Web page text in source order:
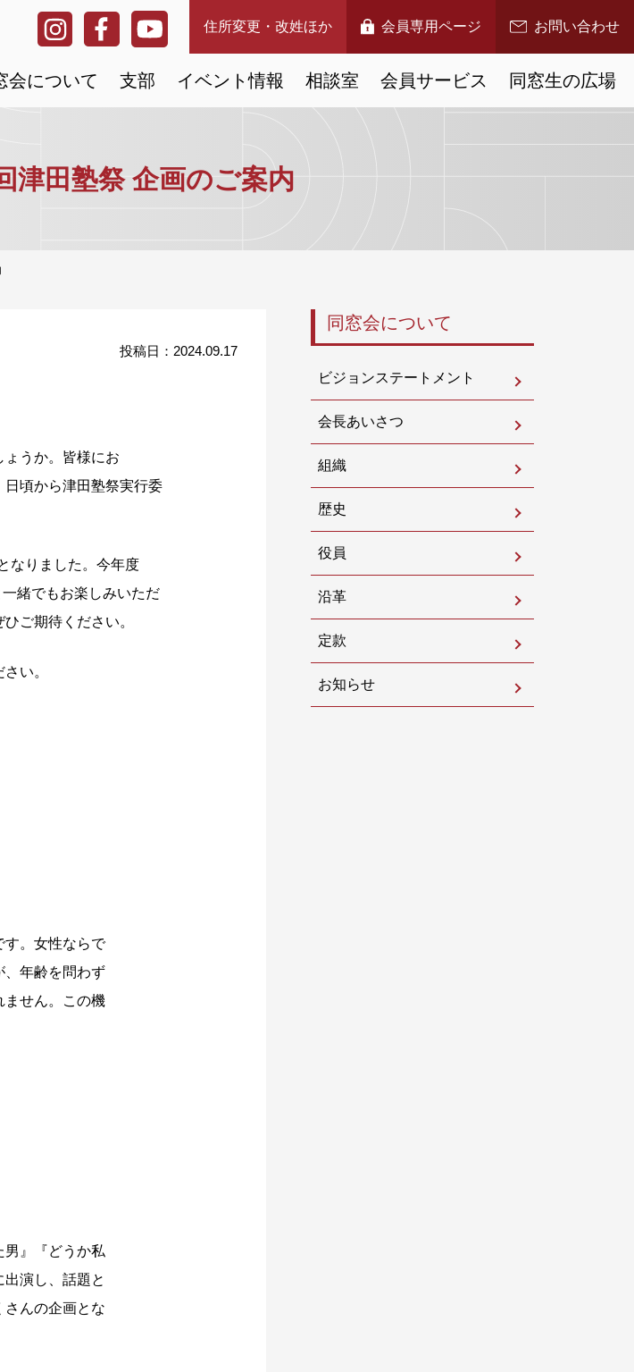
住所変更・改姓ほか 会員専用ページ お問い合わせ
会について 支部 イベント情報 相談室 会員サービス 同窓生の広場
津田塾祭 企画のご案内
投稿日：2024.09.17
うか。皆様にお
頃から津田塾祭実行委
なりました。今年度
緒でもお楽しみいただ
ご期待ください。
い。
す。女性ならで
、年齢を問わず
ません。この機
』『どうか私
演し、話題と
さんの企画とな
同窓会について
ビジョンステートメント
会長あいさつ
組織
歴史
役員
沿革
定款
お知らせ